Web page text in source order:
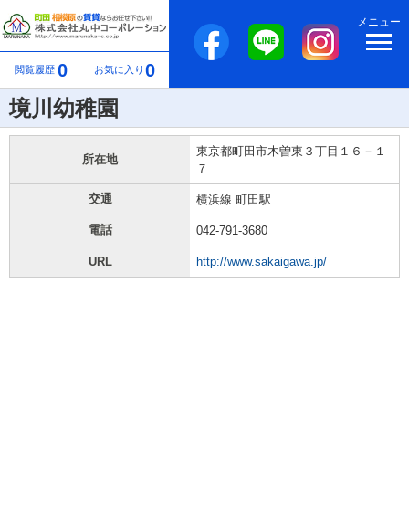
閲覧履歴 0 お気に入り 0
メニュー
境川幼稚園
所在地
東京都町田市木曽東３丁目１６－１
７
交通 横浜線 町田駅
電話 042-791-3680
URL http://www.sakaigawa.jp/